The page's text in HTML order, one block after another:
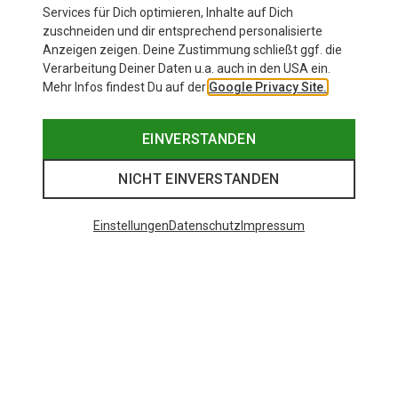
Services für Dich optimieren, Inhalte auf Dich
zuschneiden und dir entsprechend personalisierte
Anzeigen zeigen. Deine Zustimmung schließt ggf. die
Verarbeitung Deiner Daten u.a. auch in den USA ein.
Mehr Infos findest Du auf der Google Privacy Site.
EINVERSTANDEN
NICHT EINVERSTANDEN
EinstellungenDatenschutz Impressum